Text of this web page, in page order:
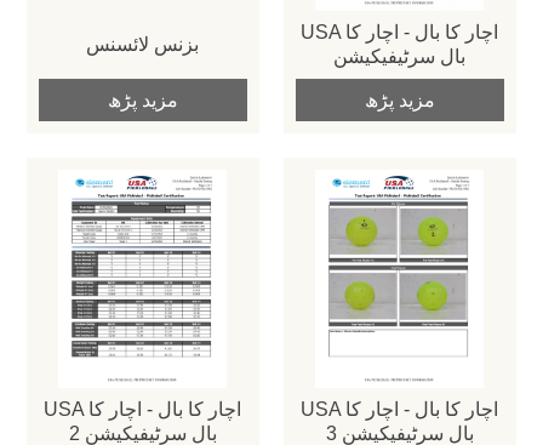
بزنس لائسنس
مزید پڑھ
USA اچار کا بال - اچار کا
بال سرٹیفیکیشن
مزید پڑھ
USA اچار کا بال - اچار کا
بال سرٹیفیکیشن 2
USA اچار کا بال - اچار کا
بال سرٹیفیکیشن 3